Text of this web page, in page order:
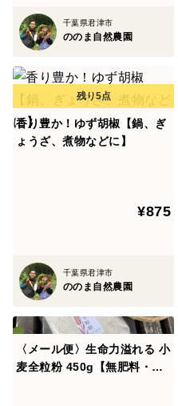
千葉県君津市
ののま自然農園
香り豊か！ゆず胡椒【鍋、ぎ
ょうざ、煮物などに】
¥875
千葉県君津市
ののま自然農園
〈メール便〉生命力溢れる 小
麦全粒粉 450g【無肥料・栽